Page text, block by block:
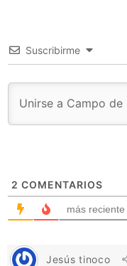
Suscribirme
2 COMENTARIOS
más reciente
Jesús tinoco